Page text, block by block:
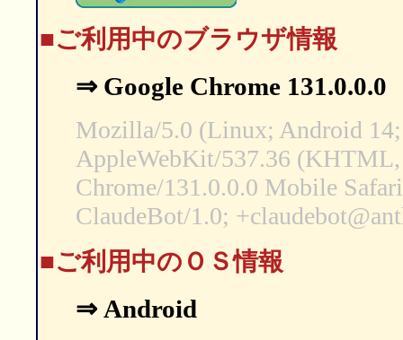
■ご利用中のブラウザ情報
⇒ Google Chrome 131.0.0.0
Mozilla/5.0 (Linux; Android
AppleWebKit/537.36
Chrome/131.0.0.0 Mobile
ClaudeBot/1.0;
■ご利用中のＯＳ情報
⇒ Android